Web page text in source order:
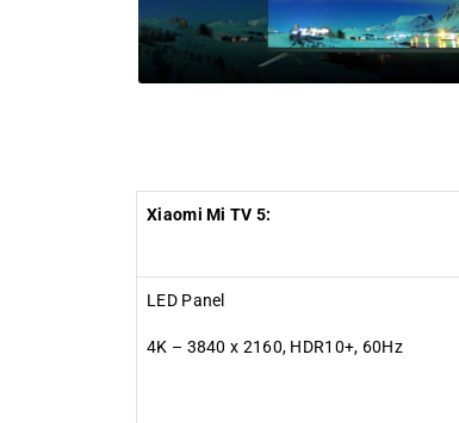
Xiaomi Mi TV 5:
LED Panel
4K – 3840 x 2160, HDR10+, 60Hz